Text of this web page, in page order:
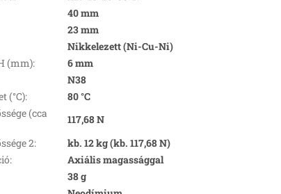
40 mm
23 mm
Nikkelezett (Ni-Cu-Ni)
(mm):
6 mm
N38
(°C):
80 °C
(cca
117,68 N
2:
kb. 12 kg (kb. 117,68 N)
:
Axiális magassággal
38 g